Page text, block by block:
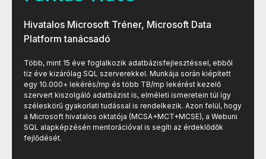
Hivatalos Microsoft Tréner, Microsoft Data
Platform tanácsadó
Több, mint 15 éve foglalkozik adatbázisfejlesztéssel, ebből
tíz éve kizárólag SQL szerverekkel. Munkája során kiépített
egy 10.000+ lekérés/mp és több TB/mp lekérést kezelő
szervert kiszolgáló adatbázist is, elméleti ismeretein túl így
széleskörű gyakorlati tudással is rendelkezik. Azon felül, hogy
a Microsoft hivatalos oktatója (MCSA+MCT+MCSE), a Webuni
SQL alapképzésén mentorációval is segíti az érdeklődők
fejlődését.